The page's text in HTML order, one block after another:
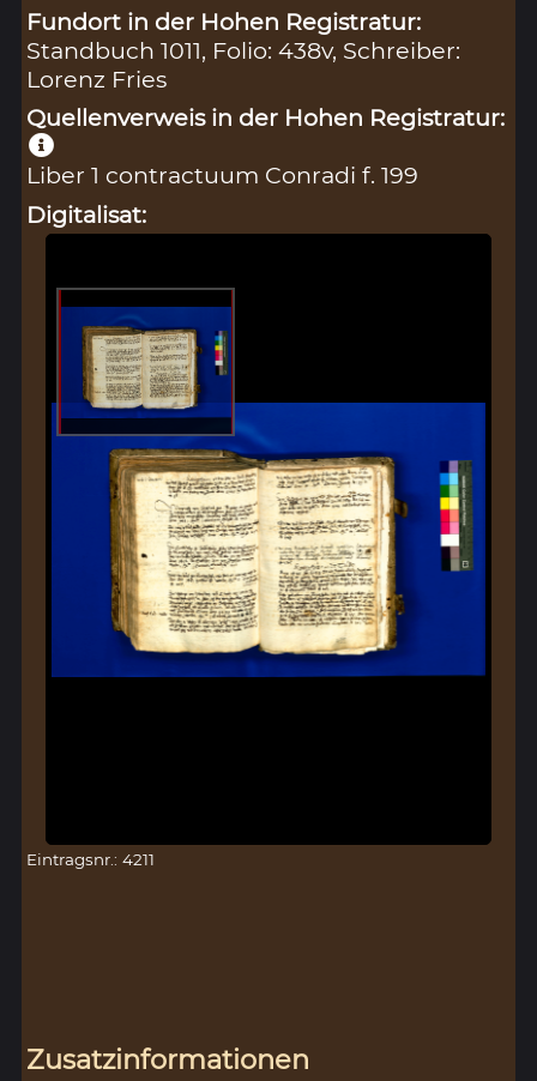
Fundort in der Hohen Registratur:
Standbuch 1011, Folio: 438v, Schreiber:
Lorenz Fries
Quellenverweis in der Hohen Registratur:
Liber 1 contractuum Conradi f. 199
Digitalisat:
Eintragsnr.: 4211
Zusatzinformationen